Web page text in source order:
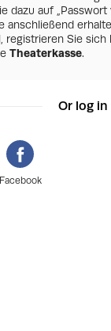
dazu auf
anschließend
registrieren Sie
Theaterkasse.
Or log
Facebook